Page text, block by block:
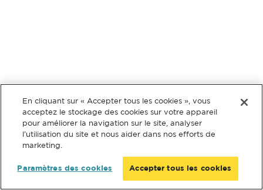
En cliquant sur « Accepter tous les cookies », vous
acceptez le stockage des cookies sur votre appareil
pour améliorer la navigation sur le site, analyser
l’utilisation du site et nous aider dans nos efforts de
marketing.
Paramètres des cookies Accepter tous les cookies